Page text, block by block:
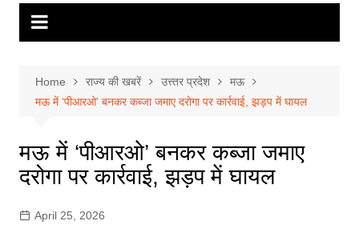
Home राज्य की खबरें उत्त्तर प्रदेश
मऊ
मऊ में ‘पीआरओ’ बनकर कब्जा जमाए दरोगा पर कार्रवाई, झड़प में घायल
मऊ में ‘पीआरओ’ बनकर कब्जा जमाए
दरोगा पर कार्रवाई, झड़प में घायल
April 25, 2026